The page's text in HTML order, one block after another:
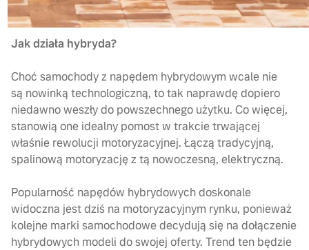
Jak działa hybryda?
Choć samochody z napędem hybrydowym wcale nie
są nowinką technologiczną, to tak naprawdę dopiero
niedawno weszły do powszechnego użytku. Co więcej,
stanowią one idealny pomost w trakcie trwającej
właśnie rewolucji motoryzacyjnej. Łączą tradycyjną,
spalinową motoryzację z tą nowoczesną, elektryczną.
Popularność napędów hybrydowych doskonale
widoczna jest dziś na motoryzacyjnym rynku, ponieważ
kolejne marki samochodowe decydują się na dołączenie
hybrydowych modeli do swojej oferty. Trend ten będzie